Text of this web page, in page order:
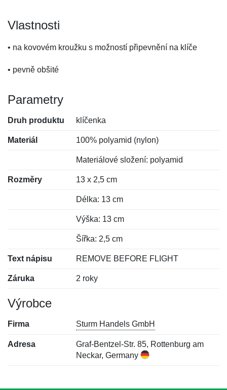
Vlastnosti
• na kovovém kroužku s možností připevnění na klíče
• pevně obšité
Parametry
Druh produktu klíčenka
Materiál 100% polyamid (nylon)
Materiálové složení: polyamid
Rozměry 13 x 2,5 cm
Délka: 13 cm
Výška: 13 cm
Šířka: 2,5 cm
Text nápisu REMOVE BEFORE FLIGHT
Záruka 2 roky
Výrobce
Firma Sturm Handels GmbH
Adresa
Graf-Bentzel-Str. 85, Rottenburg am
Neckar, Germany